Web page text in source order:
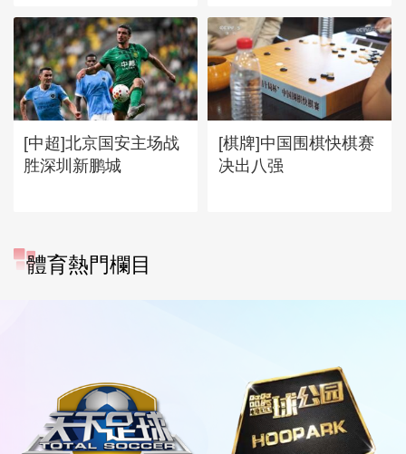
[中超]北京国安主场战
胜深圳新鹏城
[棋牌]中国围棋快棋赛
决出八强
體育熱門欄目